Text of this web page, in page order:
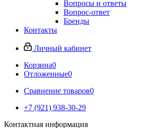
Вопросы и ответы
Вопрос-ответ
Бренды
Контакты
Личный кабинет
Корзина0
Отложенные0
Сравнение товаров0
+7 (921) 938-30-29
Контактная информация